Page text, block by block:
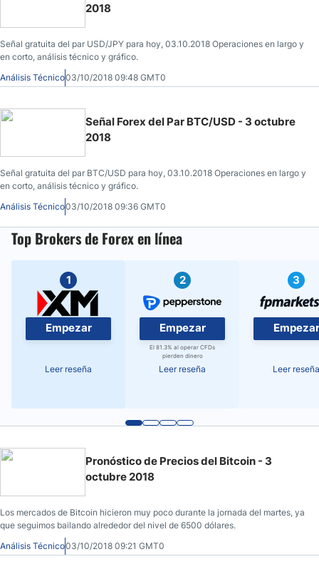
2018
Señal gratuita del par USD/JPY para hoy, 03.10.2018 Operaciones en largo y
en corto, análisis técnico y gráfico.
Análisis Técnico03/10/2018 09:48 GMT0
Señal Forex del Par BTC/USD - 3 octubre
2018
Señal gratuita del par BTC/USD para hoy, 03.10.2018 Operaciones en largo y
en corto, análisis técnico y gráfico.
Análisis Técnico03/10/2018 09:36 GMT0
Top Brokers de Forex en línea
1
Empezar
Leer reseña
2
Empezar
El 81.3% al operar CFDs
pierden dinero
Leer reseña
3
Empezar
Leer reseña
Pronóstico de Precios del Bitcoin - 3
octubre 2018
Los mercados de Bitcoin hicieron muy poco durante la jornada del martes, ya
que seguimos bailando alrededor del nivel de 6500 dólares.
Análisis Técnico03/10/2018 09:21 GMT0